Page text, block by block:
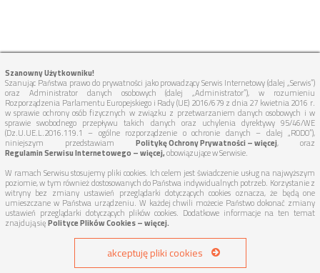
Szanowny Użytkowniku!
Szanując Państwa prawo do prywatności jako prowadzący Serwis Internetowy (dalej „Serwis”)
oraz Administrator danych osobowych (dalej „Administrator”), w rozumieniu
Rozporządzenia Parlamentu Europejskiego i Rady (UE) 2016/679 z dnia 27 kwietnia 2016 r.
w sprawie ochrony osób fizycznych w związku z przetwarzaniem danych osobowych i w
sprawie swobodnego przepływu takich danych oraz uchylenia dyrektywy 95/46/WE
(Dz.U.UE.L.2016.119.1 – ogólne rozporządzenie o ochronie danych – dalej „RODO”),
niniejszym przedstawiam Politykę Ochrony Prywatności – więcej, oraz
Regulamin Serwisu Internetowego – więcej,obowiązujące w Serwisie.
W ramach Serwisu stosujemy pliki cookies. Ich celem jest świadczenie usług na najwyższym
poziomie, w tym również dostosowanych do Państwa indywidualnych potrzeb. Korzystanie z
witryny bez zmiany ustawień przeglądarki dotyczących cookies oznacza, że będą one
umieszczane w Państwa urządzeniu. W każdej chwili możecie Państwo dokonać zmiany
ustawień przeglądarki dotyczących plików cookies. Dodatkowe informacje na ten temat
znajdują sięPolityce Plików Cookies – więcej.
akceptuję pliki cookies